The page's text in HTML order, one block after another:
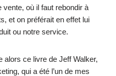
vente, où il faut rebondir à
et on préférait en effet lui
ou notre service.
alors ce livre de Jeff Walker,
qui a été l’un de mes